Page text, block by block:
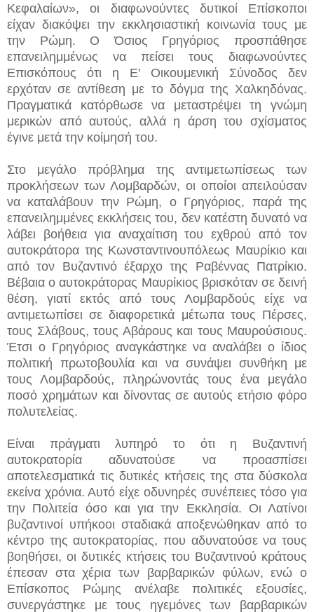
Κεφαλαίων», οι διαφωνούντες δυτικοί Επίσκοποι
είχαν διακόψει την εκκλησιαστική κοινωνία τους με
την Ρώμη. Ο Όσιος Γρηγόριος προσπάθησε
επανειλημμένως να πείσει τους διαφωνούντες
Επισκόπους ότι η Ε' Οικουμενική Σύνοδος δεν
ερχόταν σε αντίθεση με το δόγμα της Χαλκηδόνας.
Πραγματικά κατόρθωσε να μεταστρέψει τη γνώμη
μερικών από αυτούς, αλλά η άρση του σχίσματος
έγινε μετά την κοίμησή του.
Στο μεγάλο πρόβλημα της αντιμετωπίσεως των
προκλήσεων των Λομβαρδών, οι οποίοι απειλούσαν
να καταλάβουν την Ρώμη, ο Γρηγόριος, παρά της
επανειλημμένες εκκλήσεις του, δεν κατέστη δυνατό να
λάβει βοήθεια για αναχαίτιση του εχθρού από τον
αυτοκράτορα της Κωνσταντινουπόλεως Μαυρίκιο και
από τον Βυζαντινό έξαρχο της Ραβέννας Πατρίκιο.
Βέβαια ο αυτοκράτορας Μαυρίκιος βρισκόταν σε δεινή
θέση, γιατί εκτός από τους Λομβαρδούς είχε να
αντιμετωπίσει σε διαφορετικά μέτωπα τους Πέρσες,
τους Σλάβους, τους Αβάρους και τους Μαυρούσιους.
Έτσι ο Γρηγόριος αναγκάστηκε να αναλάβει ο ίδιος
πολιτική πρωτοβουλία και να συνάψει συνθήκη με
τους Λομβαρδούς, πληρώνοντάς τους ένα μεγάλο
ποσό χρημάτων και δίνοντας σε αυτούς ετήσιο φόρο
πολυτελείας.
Είναι πράγματι λυπηρό το ότι η Βυζαντινή
αυτοκρατορία αδυνατούσε να προασπίσει
αποτελεσματικά τις δυτικές κτήσεις της στα δύσκολα
εκείνα χρόνια. Αυτό είχε οδυνηρές συνέπειες τόσο για
την Πολιτεία όσο και για την Εκκλησία. Οι Λατίνοι
βυζαντινοί υπήκοοι σταδιακά αποξενώθηκαν από το
κέντρο της αυτοκρατορίας, που αδυνατούσε να τους
βοηθήσει, οι δυτικές κτήσεις του Βυζαντινού κράτους
έπεσαν στα χέρια των βαρβαρικών φύλων, ενώ ο
Επίσκοπος Ρώμης ανέλαβε πολιτικές εξουσίες,
συνεργάστηκε με τους ηγεμόνες των βαρβαρικών